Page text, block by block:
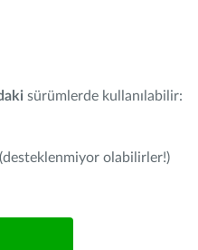
sürümlerde kullanılabilir:
olabilirler!)